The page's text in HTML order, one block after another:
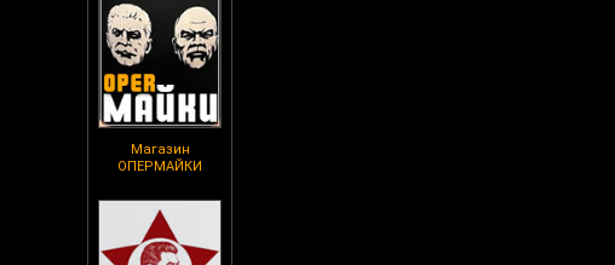
Магазин
ОПЕРМАЙКИ